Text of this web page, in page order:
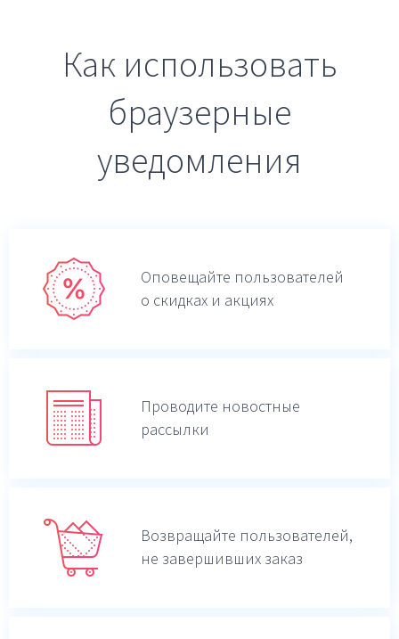
Как использовать
браузерные
уведомления
Оповещайте пользователей
о скидках и акциях
Проводите новостные
рассылки
Возвращайте пользователей,
не завершивших заказ